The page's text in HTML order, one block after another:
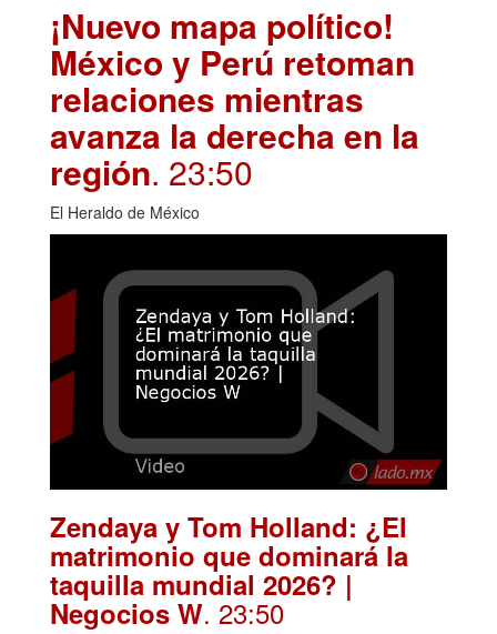
¡Nuevo mapa político!
México y Perú retoman
relaciones mientras
avanza la derecha en la
región. 23:50
El Heraldo de México
Zendaya y Tom Holland: ¿El
matrimonio que dominará la
taquilla mundial 2026? |
Negocios W. 23:50